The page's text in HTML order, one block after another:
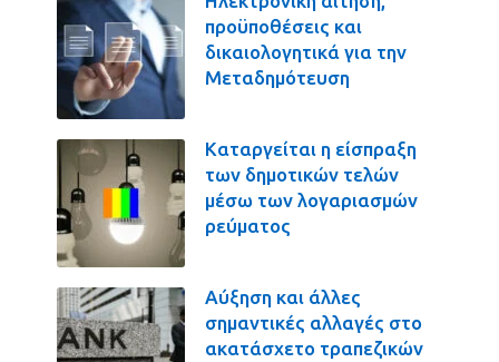
προϋποθέσεις και
δικαιολογητικά για την
Μεταδημότευση
Καταργείται η είσπραξη
των δημοτικών τελών
μέσω των λογαριασμών
ρεύματος
Αύξηση και άλλες
σημαντικές αλλαγές στο
ακατάσχετο τραπεζικών